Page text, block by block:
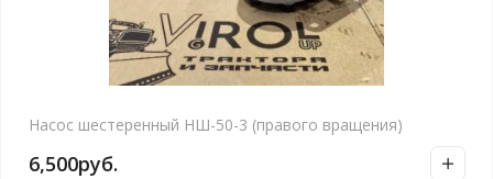
Насос шестеренный НШ-50-3 (правого вращения)
6,500руб.